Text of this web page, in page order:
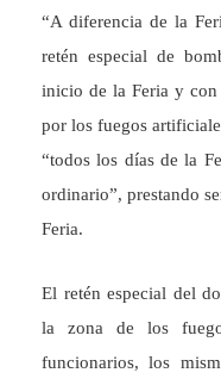
“A diferencia de la
retén especial de
inicio de la Feria y
por los fuegos
“todos los días de la
ordinario”, prestando
Feria.
El retén especial del
la zona de los
funcionarios, los